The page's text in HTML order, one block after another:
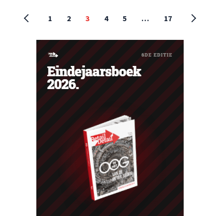
1 2 3 4 5 … 17